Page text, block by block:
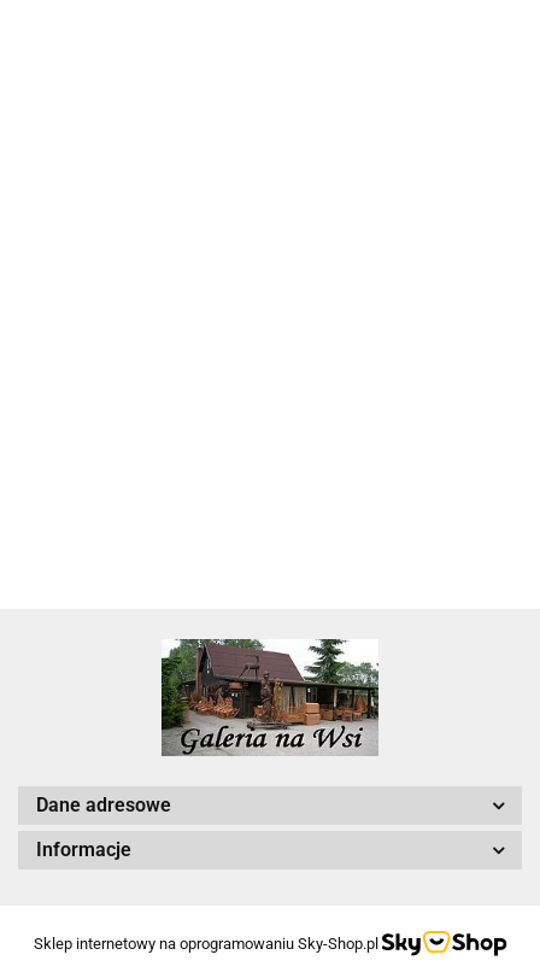
Dane adresowe
Informacje
Sklep internetowy na oprogramowaniu Sky-Shop.pl